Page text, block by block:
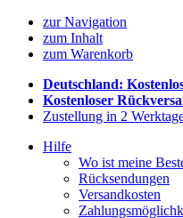
zur Navigation
zum Inhalt
zum Warenkorb
Deutschland:
Kostenloser
Zustellung in 2
Hilfe
Wo ist meine
Rücksendungen
Versandkosten